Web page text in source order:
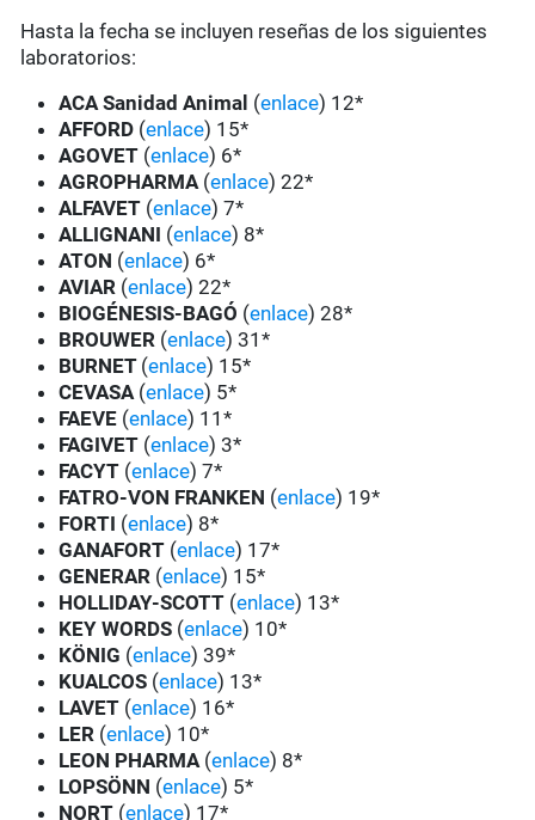
Hasta la fecha se incluyen reseñas de los siguientes
laboratorios:
ACA Sanidad Animal (enlace) 12*
AFFORD (enlace) 15*
AGOVET (enlace) 6*
AGROPHARMA(enlace) 22*
ALFAVET (enlace) 7*
ALLIGNANI (enlace) 8*
ATON (enlace) 6*
AVIAR (enlace) 22*
BIOGÉNESIS-BAGÓ (enlace) 28*
BROUWER (enlace) 31*
BURNET (enlace) 15*
CEVASA(enlace) 5*
FAEVE (enlace) 11*
FAGIVET (enlace) 3*
FACYT (enlace) 7*
FATRO-VON FRANKEN (enlace) 19*
FORTI (enlace) 8*
GANAFORT (enlace) 17*
GENERAR (enlace) 15*
HOLLIDAY-SCOTT (enlace) 13*
KEY WORDS (enlace) 10*
KÖNIG (enlace) 39*
KUALCOS (enlace) 13*
LAVET (enlace) 16*
LER (enlace) 10*
LEON PHARMA(enlace) 8*
LOPSÖNN (enlace) 5*
NORT (enlace) 17*